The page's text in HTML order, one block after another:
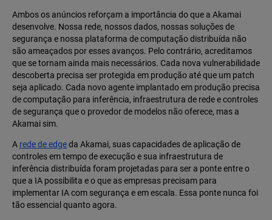
Ambos os anúncios reforçam a importância do que a Akamai
desenvolve. Nossa rede, nossos dados, nossas soluções de
segurança e nossa plataforma de computação distribuída não
são ameaçados por esses avanços. Pelo contrário, acreditamos
que se tornam ainda mais necessários. Cada nova vulnerabilidade
descoberta precisa ser protegida em produção até que um patch
seja aplicado. Cada novo agente implantado em produção precisa
de computação para inferência, infraestrutura de rede e controles
de segurança que o provedor de modelos não oferece, mas a
Akamai sim.
A rede de edgeda Akamai, suas capacidades de aplicação de
controles em tempo de execução e sua infraestrutura de
inferência distribuída foram projetadas para ser a ponte entre o
que a IA possibilita e o que as empresas precisam para
implementar IA com segurança e em escala. Essa ponte nunca foi
tão essencial quanto agora.